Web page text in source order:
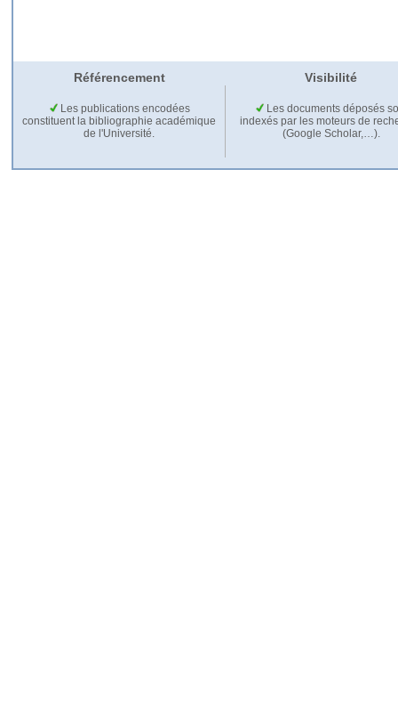
Référencement Visibilité
Les publications encodées
constituent la bibliographie académique
de l'Université.
Les documents déposés
indexés par les moteurs de
(Google Scholar,…).